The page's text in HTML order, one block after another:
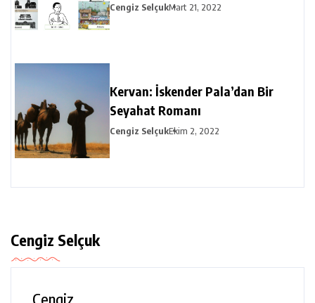
Cengiz SelçukMart 21, 2022
Kervan: İskender Pala’dan Bir
Seyahat Romanı
Cengiz SelçukEkim 2, 2022
Cengiz Selçuk
Cengiz